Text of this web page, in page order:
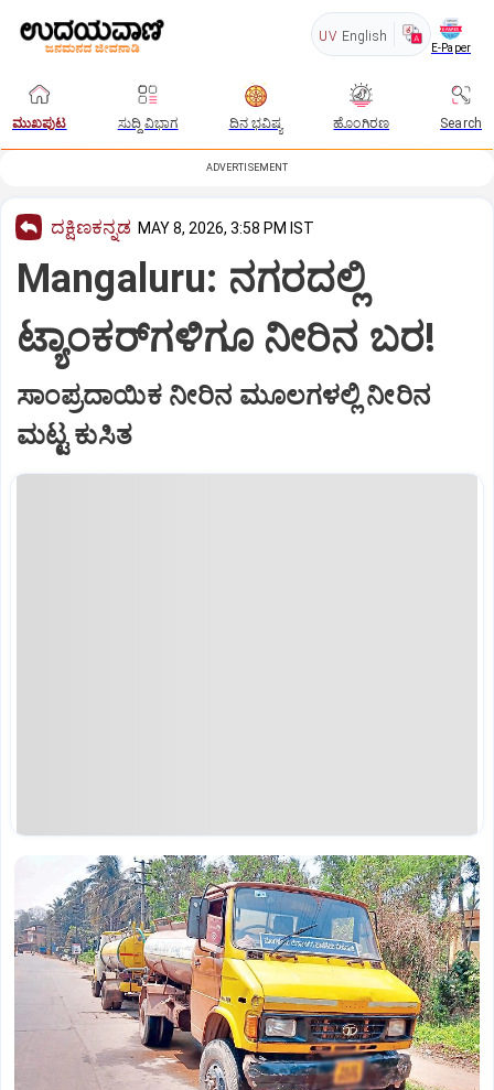
UV English
E-Paper
ಮುಖಪುಟ ಸುದ್ದಿ ವಿಭಾಗ ದಿನ ಭವಿಷ್ಯ ಹೊಂಗಿರಣ Search
ADVERTISEMENT
ದಕ್ಷಿಣಕನ್ನಡ MAY 8, 2026, 3:58 PM IST
Mangaluru: ನಗರದಲ್ಲಿ
ಟ್ಯಾಂಕರ್‌ಗಳಿಗೂ ನೀರಿನ ಬರ!
ಸಾಂಪ್ರದಾಯಿಕ ನೀರಿನ ಮೂಲಗಳಲ್ಲಿ ನೀರಿನ
ಮಟ್ಟ ಕುಸಿತ